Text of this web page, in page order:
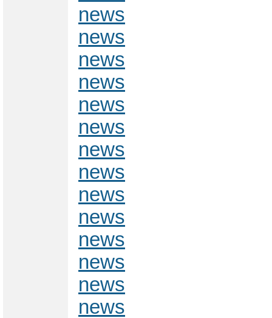
news
news
news
news
news
news
news
news
news
news
news
news
news
news